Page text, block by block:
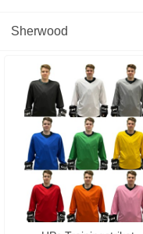
Sherwood